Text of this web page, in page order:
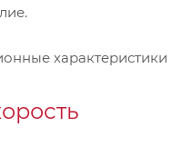
характеристики